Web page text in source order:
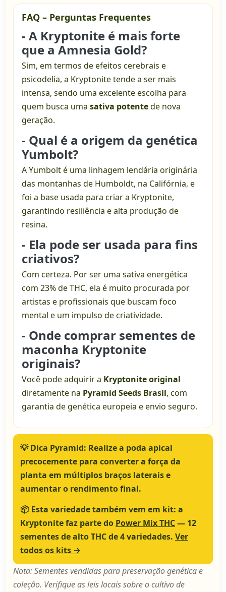
FAQ – Perguntas Frequentes
- A Kryptonite é mais forte
que a Amnesia Gold?
Sim, em termos de efeitos cerebrais e
psicodelia, a Kryptonite tende a ser mais
intensa, sendo uma excelente escolha para
quem busca uma sativa potentede nova
geração.
- Qual é a origem da genética
Yumbolt?
A Yumbolt é uma linhagem lendária originária
das montanhas de Humboldt, na Califórnia, e
foi a base usada para criar a Kryptonite,
garantindo resiliência e alta produção de
resina.
- Ela pode ser usada para fins
criativos?
Com certeza. Por ser uma sativa energética
com 23% de THC, ela é muito procurada por
artistas e profissionais que buscam foco
mental e um impulso de criatividade.
- Onde comprar sementes de
maconha Kryptonite
originais?
Você pode adquirir a Kryptonite original
diretamente na Pyramid Seeds Brasil, com
garantia de genética europeia e envio seguro.
💡Dica Pyramid: Realize a poda apical
precocemente para converter a força da
planta em múltiplos braços laterais e
aumentar o rendimento final.
📦 Esta variedade também vem em kit: a
Kryptonite faz parte do Power Mix THC— 12
sementes de alto THC de 4 variedades. Ver
todos os kits →
Nota: Sementes vendidas para preservação genética e
coleção. Verifique as leis locais sobre o cultivo de